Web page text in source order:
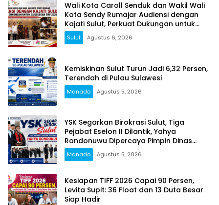
Wali Kota Caroll Senduk dan Wakil Wali
Kota Sendy Rumajar Audiensi dengan
Kajati Sulut, Perkuat Dukungan untuk
Sukseskan TIFF 2026
Sulut Agustus 6, 2026
Kemiskinan Sulut Turun Jadi 6,32 Persen,
Terendah di Pulau Sulawesi
Manado Agustus 5, 2026
YSK Segarkan Birokrasi Sulut, Tiga
Pejabat Eselon II Dilantik, Yahya
Rondonuwu Dipercaya Pimpin Dinas
Pendidikan
Manado Agustus 5, 2026
Kesiapan TIFF 2026 Capai 90 Persen,
Levita Supit: 36 Float dan 13 Duta Besar
Siap Hadir